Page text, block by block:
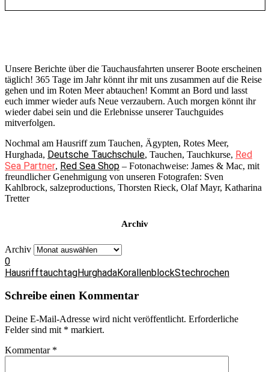
Unsere Berichte über die Tauchausfahrten unserer Boote erscheinen
täglich! 365 Tage im Jahr könnt ihr mit uns zusammen auf die Reise
gehen und im Roten Meer abtauchen! Kommt an Bord und lasst
euch immer wieder aufs Neue verzaubern. Auch morgen könnt ihr
wieder dabei sein und die Erlebnisse unserer Tauchguides
mitverfolgen.
Nochmal am Hausriff zum Tauchen, Ägypten, Rotes Meer,
Hurghada, Deutsche Tauchschule, Tauchen, Tauchkurse, Red
Sea Partner, Red Sea Shop – Fotonachweise: James & Mac, mit
freundlicher Genehmigung von unseren Fotografen: Sven
Kahlbrock, salzeproductions, Thorsten Rieck, Olaf Mayr, Katharina
Tretter
Archiv
Archiv
0
HausrifftauchtagHurghadaKorallenblockStechrochen
Schreibe einen Kommentar
Deine E-Mail-Adresse wird nicht veröffentlicht. Erforderliche
Felder sind mit * markiert.
Kommentar *